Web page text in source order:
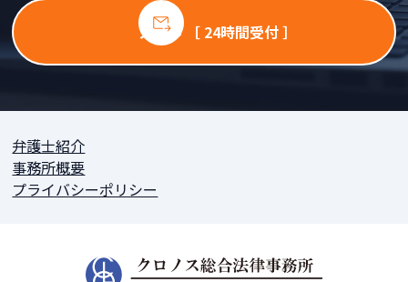
メール ［ 24時間受付 ］
弁護士紹介
事務所概要
プライバシーポリシー